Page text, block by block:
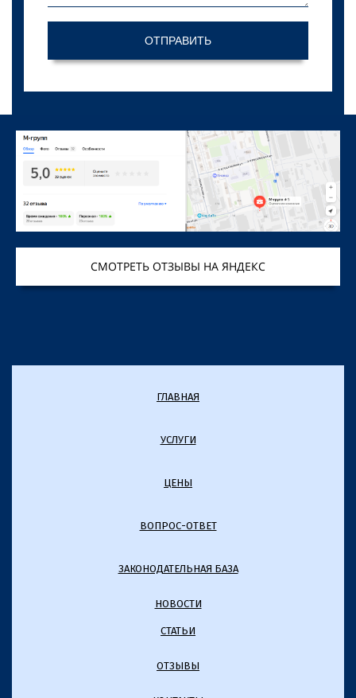
ОТПРАВИТЬ
СМОТРЕТЬ ОТЗЫВЫ НА ЯНДЕКС
ГЛАВНАЯ
УСЛУГИ
ЦЕНЫ
ВОПРОС-ОТВЕТ
ЗАКОНОДАТЕЛЬНАЯ БАЗА
НОВОСТИ
СТАТЬИ
ОТЗЫВЫ